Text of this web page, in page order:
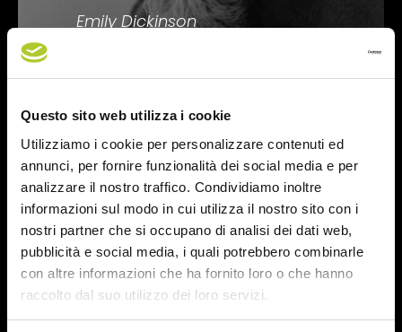
Questo sito web utilizza i cookie
Utilizziamo i cookie per personalizzare contenuti ed
annunci, per fornire funzionalità dei social media e per
analizzare il nostro traffico. Condividiamo inoltre
informazioni sul modo in cui utilizza il nostro sito con i
nostri partner che si occupano di analisi dei dati web,
pubblicità e social media, i quali potrebbero combinarle
con altre informazioni che ha fornito loro o che hanno
raccolto dal suo utilizzo dei loro servizi.
Emily Dickinson